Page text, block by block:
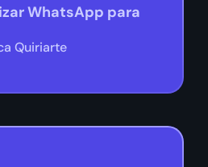
WhatsApp para
Quiriarte